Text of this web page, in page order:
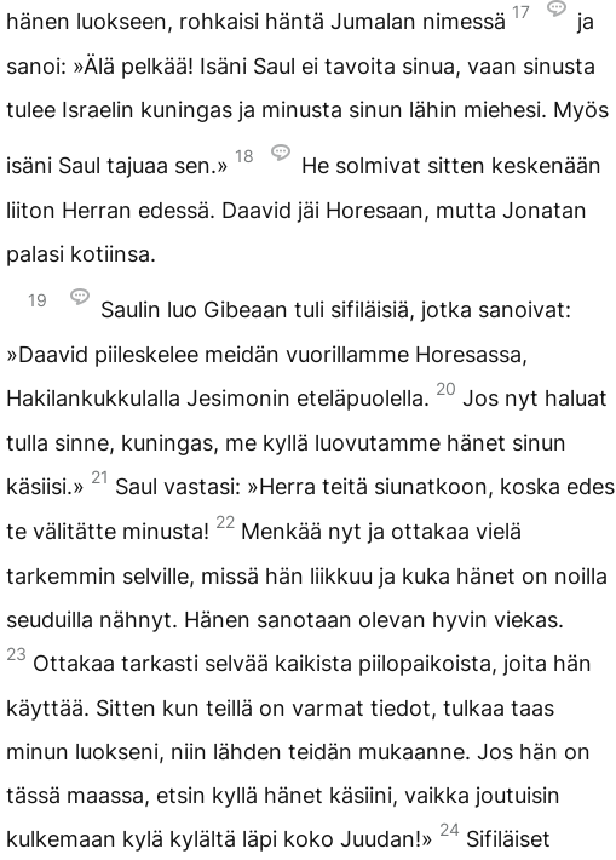
hänen luokseen, rohkaisi häntä Jumalan nimessä 17
ja
sanoi: »Älä pelkää! Isäni Saul ei tavoita sinua, vaan sinusta
tulee Israelin kuningas ja minusta sinun lähin miehesi. Myös
isäni Saul tajuaa sen.» 18
He solmivat sitten keskenään
liiton Herran edessä. Daavid jäi Horesaan, mutta Jonatan
palasi kotiinsa.
19
Saulin luo Gibeaan tuli sifiläisiä, jotka sanoivat:
»Daavid piileskelee meidän vuorillamme Horesassa,
Hakilankukkulalla Jesimonin eteläpuolella. 20 Jos nyt haluat
tulla sinne, kuningas, me kyllä luovutamme hänet sinun
käsiisi.» 21 Saul vastasi: »Herra teitä siunatkoon, koska edes
te välitätte minusta! 22 Menkää nyt ja ottakaa vielä
tarkemmin selville, missä hän liikkuu ja kuka hänet on noilla
seuduilla nähnyt. Hänen sanotaan olevan hyvin viekas.
23 Ottakaa tarkasti selvää kaikista piilopaikoista, joita hän
käyttää. Sitten kun teillä on varmat tiedot, tulkaa taas
minun luokseni, niin lähden teidän mukaanne. Jos hän on
tässä maassa, etsin kyllä hänet käsiini, vaikka joutuisin
kulkemaan kylä kylältä läpi koko Juudan!» 24 Sifiläiset